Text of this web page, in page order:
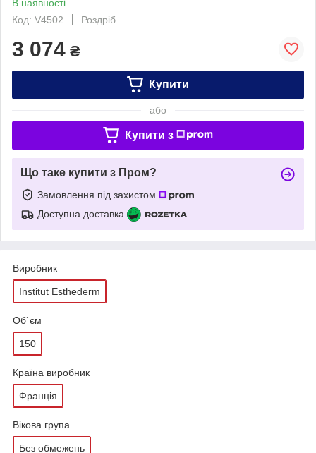
В наявності
Код: V4502
Роздріб
3 074 ₴
Купити
або
Купити з
Що таке купити з Пром?
Замовлення під захистом
Доступна доставка
Виробник
Institut Esthederm
Об`єм
150
Країна виробник
Франція
Вікова група
Без обмежень